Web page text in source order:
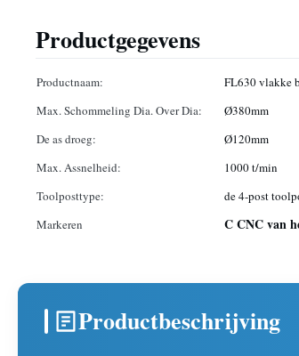
Productgegevens
Productnaam: FL630 vlakke
Max. Schommeling Dia. Over Dia:
Ø380mm
De as droeg:
Ø120mm
Max. Assnelheid:
1000 t/min
Toolposttype:
de 4-post
Markeren
C CNC van
Productbeschrijving